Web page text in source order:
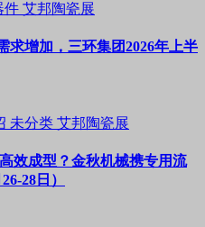
件 艾邦陶瓷展
求增加，三环集团2026年上半
未分类 艾邦陶瓷展
效成型？金秋机械携专用流
28日）